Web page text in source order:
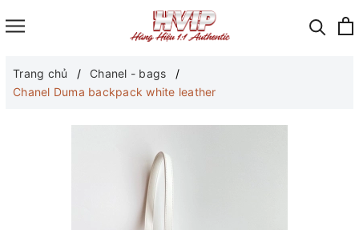
Trang chủ
Chanel - bags
Chanel Duma backpack white leather